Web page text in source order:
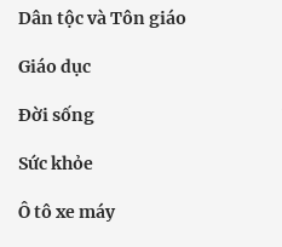
Dân tộc và Tôn giáo
Giáo dục
Đời sống
Sức khỏe
Ô tô xe máy